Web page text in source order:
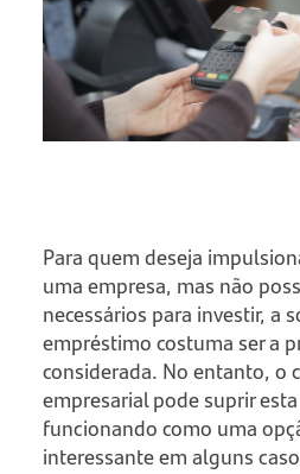
Para quem deseja
uma empresa, mas não
necessários para investir, a
empréstimo costuma ser a
considerada. No entanto, o
empresarial pode suprir
funcionando como uma
interessante em alguns